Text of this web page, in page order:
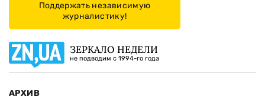
Поддержать независимую
журналистику!
ЗЕРКАЛО НЕДЕЛИ
не подводим с 1994-го года
АРХИВ